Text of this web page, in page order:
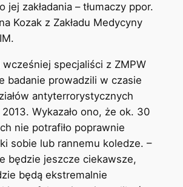
jej zakładania – tłumaczy ppor.
Kozak z Zakładu Medycyny
specjaliści z ZMPW
badanie prowadzili w czasie
antyterrorystycznych
2013. Wykazało ono, że ok. 30
nie potrafiło poprawnie
sobie lub rannemu koledze. –
będzie jeszcze ciekawsze,
będą ekstremalnie